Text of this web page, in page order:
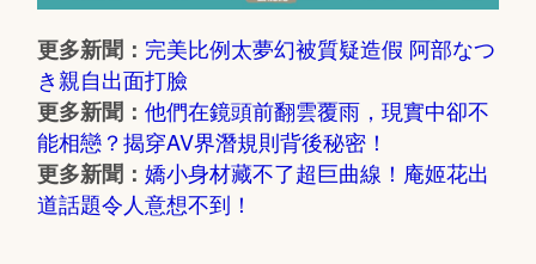
更多新聞： 完美比例太夢幻被質疑造假 阿部なつ
き親自出面打臉
更多新聞：他們在鏡頭前翻雲覆雨，現實中卻不
能相戀？揭穿AV界潛規則背後秘密！
更多新聞：嬌小身材藏不了超巨曲線！庵姬花出
道話題令人意想不到！